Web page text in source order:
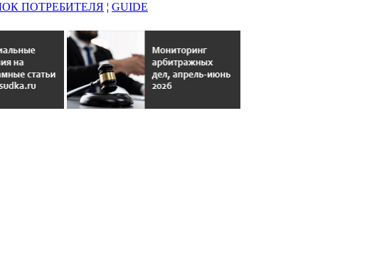
ПОТРЕБИТЕЛЯ ¦ GUIDE